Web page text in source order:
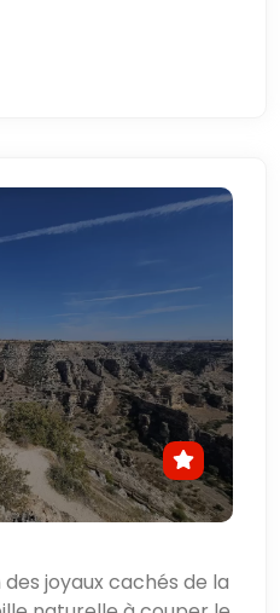
joyaux cachés de la